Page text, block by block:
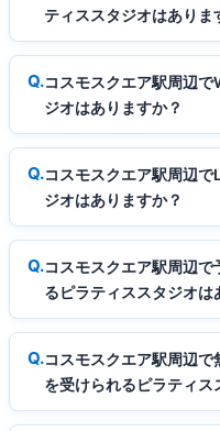
ティススタジオはありま
コスモスクエア駅周辺
ジオはありますか？
コスモスクエア駅周辺
ジオはありますか？
コスモスクエア駅周辺
るピラティススタジオは
コスモスクエア駅周辺
を受けられるピラティス